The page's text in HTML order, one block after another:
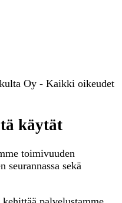
Oy - Kaikki oikeudet
käytät
toimivuuden
seurannassa sekä